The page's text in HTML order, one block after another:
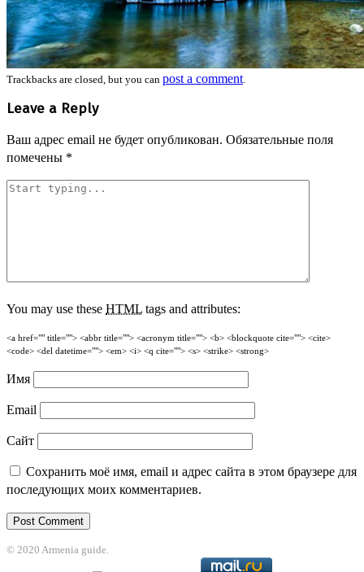
Trackbacks are closed, but you can post a comment.
Leave a Reply
Ваш адрес email не будет опубликован. Обязательные поля
помечены *
You may use these HTML tags and attributes:
<a href="" title=""> <abbr title=""> <acronym title=""> <b> <blockquote cite=""> <cite>
<code> <del datetime=""> <em> <i> <q cite=""> <s> <strike> <strong>
Имя
Email
Сайт
Сохранить моё имя, email и адрес сайта в этом браузере для
последующих моих комментариев.
© 2020 Armenia guide.